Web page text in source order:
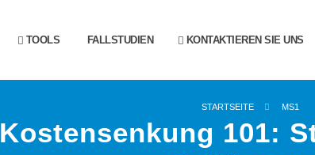
TOOLS FALLSTUDIEN KONTAKTIEREN SIE UNS
STARTSEITE MS1
Kostensenkung 101: